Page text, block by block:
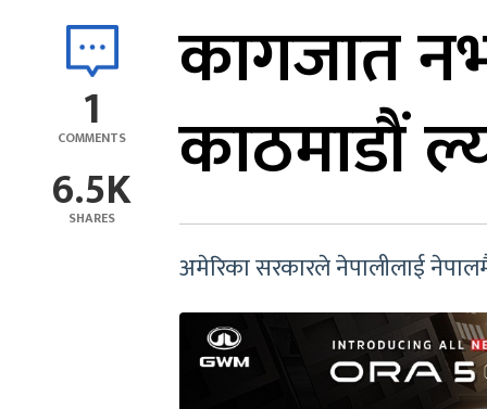
1
COMMENTS
6.5K
SHARES
कागजात
काठमाडौं
अमेरिका सरकारले नेपालीलाई